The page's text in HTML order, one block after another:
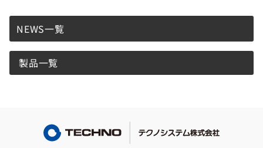
NEWS一覧
製品一覧